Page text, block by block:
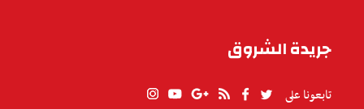
جريدة الشروق
تابعونا على